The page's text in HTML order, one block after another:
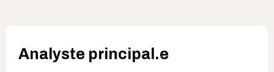
Analyste principal.e